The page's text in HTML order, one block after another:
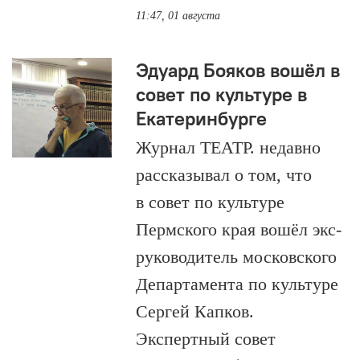
11:47, 01 августа
Эдуард Бояков вошёл в
совет по культуре в
Екатеринбурге
Журнал ТЕАТР. недавно
рассказывал о том, что
в совет по культуре
Пермского края вошёл экс-
руководитель московского
Департамента по культуре
Сергей Капков.
Экспертный совет